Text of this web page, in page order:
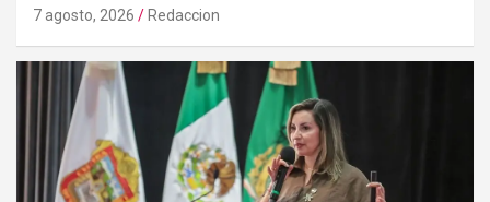
7 agosto, 2026 Redaccion